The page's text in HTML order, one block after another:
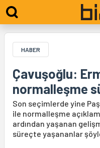
HABER
Çavuşoğlu:
normalleşme
Son seçimlerde yine
ile normalleşme
ardından yaşanan
süreçte yaşananlar